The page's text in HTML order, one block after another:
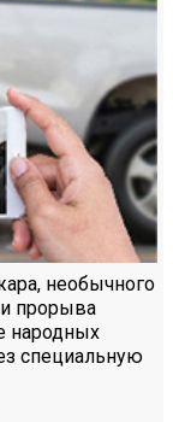
необычного
прорыва
народных
специальную